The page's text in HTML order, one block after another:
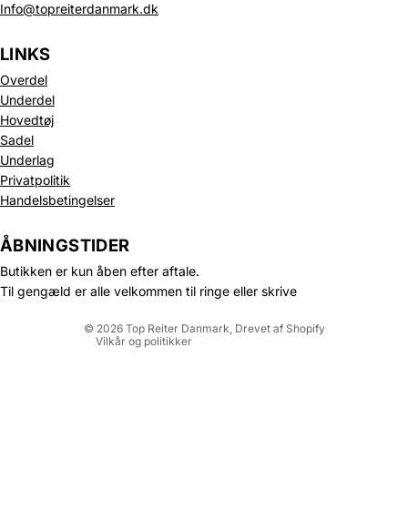
Info@topreiterdanmark.dk
LINKS
Overdel
Underdel
Hovedtøj
Sadel
Underlag
Privatpolitik
Handelsbetingelser
ÅBNINGSTIDER
Butikken er kun åben efter aftale.
Til gengæld er alle velkommen til ringe eller skrive
© 2026 Top Reiter Danmark, Drevet af Shopify
Vilkår og politikker
Politik om beskyttelse af persondata
Refusionspolitik
Leveringspolitik
Servicevilkår